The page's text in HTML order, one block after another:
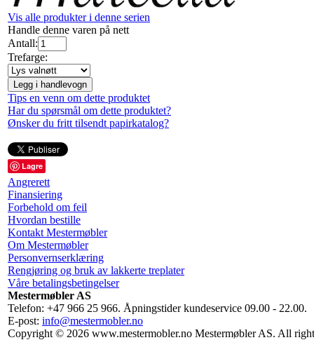
Vis alle produkter i denne serien
Handle denne varen på nett
Antall:
Trefarge:
Legg i handlevogn
Tips en venn om dette produktet
Har du spørsmål om dette produktet?
Ønsker du fritt tilsendt papirkatalog?
Lagre
Angrerett
Finansiering
Forbehold om feil
Hvordan bestille
Kontakt Mestermøbler
Om Mestermøbler
Personvernserklæring
Rengjøring og bruk av lakkerte treplater
Våre betalingsbetingelser
Mestermøbler AS
Telefon: +47 966 25 966. Åpningstider kundeservice 09.00 - 22.00.
E-post: info@mestermobler.no
Copyright © 2026 www.mestermobler.no Mestermøbler AS. All